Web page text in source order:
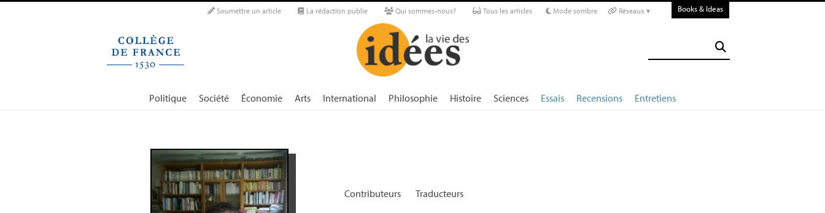
Soumettre un article La rédaction publie Qui sommes-nous? Tous les articles Mode sombre Réseaux ▾ Books & Ideas
Politique Société Économie Arts International Philosophie Histoire Sciences Essais Recensions Entretiens
Contributeurs Traducteurs